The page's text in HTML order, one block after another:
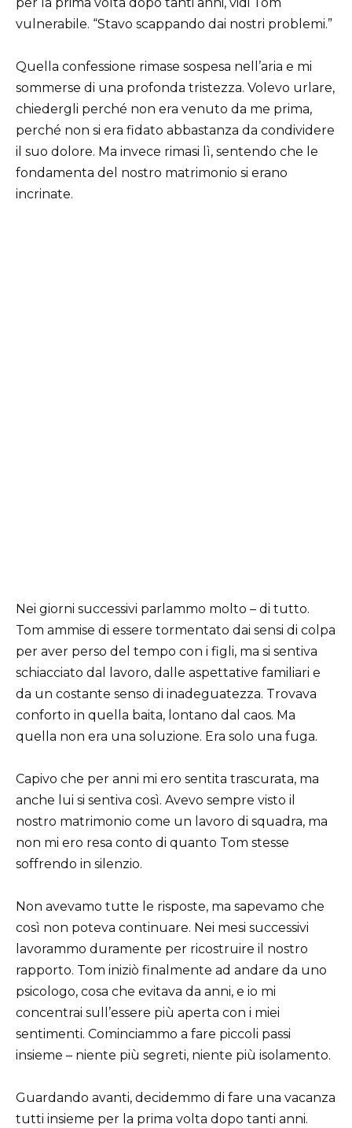
vulnerabile. “Stavo scappando dai nostri problemi.”
Quella confessione rimase sospesa nell’aria e mi
sommerse di una profonda tristezza. Volevo urlare,
chiedergli perché non era venuto da me prima,
perché non si era fidato abbastanza da condividere
il suo dolore. Ma invece rimasi lì, sentendo che le
fondamenta del nostro matrimonio si erano
incrinate.
Nei giorni successivi parlammo molto – di tutto.
Tom ammise di essere tormentato dai sensi di colpa
per aver perso del tempo con i figli, ma si sentiva
schiacciato dal lavoro, dalle aspettative familiari e
da un costante senso di inadeguatezza. Trovava
conforto in quella baita, lontano dal caos. Ma
quella non era una soluzione. Era solo una fuga.
Capivo che per anni mi ero sentita trascurata, ma
anche lui si sentiva così. Avevo sempre visto il
nostro matrimonio come un lavoro di squadra, ma
non mi ero resa conto di quanto Tom stesse
soffrendo in silenzio.
Non avevamo tutte le risposte, ma sapevamo che
così non poteva continuare. Nei mesi successivi
lavorammo duramente per ricostruire il nostro
rapporto. Tom iniziò finalmente ad andare da uno
psicologo, cosa che evitava da anni, e io mi
concentrai sull’essere più aperta con i miei
sentimenti. Cominciammo a fare piccoli passi
insieme – niente più segreti, niente più isolamento.
Guardando avanti, decidemmo di fare una vacanza
tutti insieme per la prima volta dopo tanti anni.